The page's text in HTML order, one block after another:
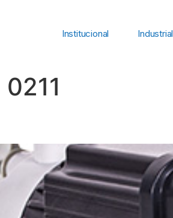
Institucional Industrial
0211